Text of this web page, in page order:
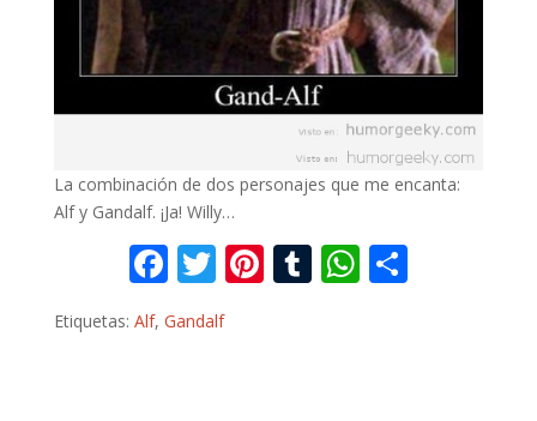
La combinación de dos personajes que me encanta:
Alf y Gandalf. ¡Ja! Willy…
F
ac
e
T
w
itt
Pi T W
Etiquetas: Alf, Gandalf